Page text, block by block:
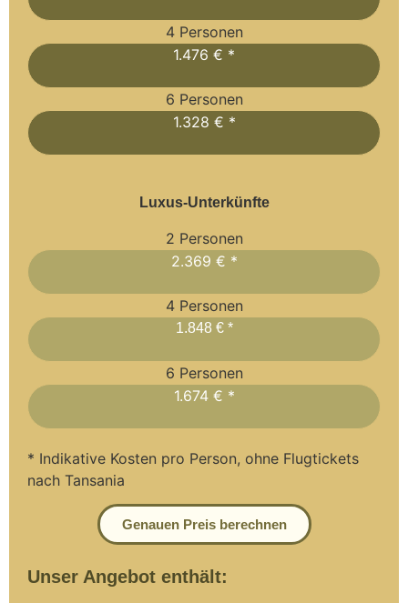
4 Personen
1.476 € *
6 Personen
1.328 € *
Luxus-Unterkünfte
2 Personen
2.369 € *
4 Personen
1.848 € *
6 Personen
1.674 € *
* Indikative Kosten pro Person, ohne Flugtickets
nach Tansania
Genauen Preis berechnen
Unser Angebot enthält: